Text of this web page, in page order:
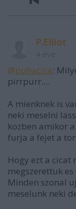
P.Elliot
@puhacica:
pirrpurr....
A mienknek is
neki meselni
kozben amikor
furja a fejet a
Hogy ezt a
megszerettuk
Minden szonal
meselunk neki